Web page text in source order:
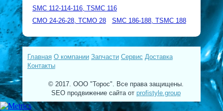
SMC 112-114-116, TSMC 116
CMO 24-26-28, TCMO 28
SMC 186-188, TSMC 188
Главная О компании Запчасти Сервис Доставка
Контакты
© 2017. ООО "Торос". Все права защищены.
SEO продвижение сайта от profistyle.group